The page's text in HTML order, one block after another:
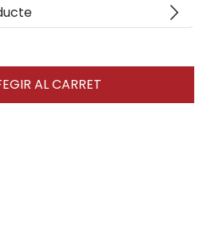
arrow_forward_ios
AL CARRET